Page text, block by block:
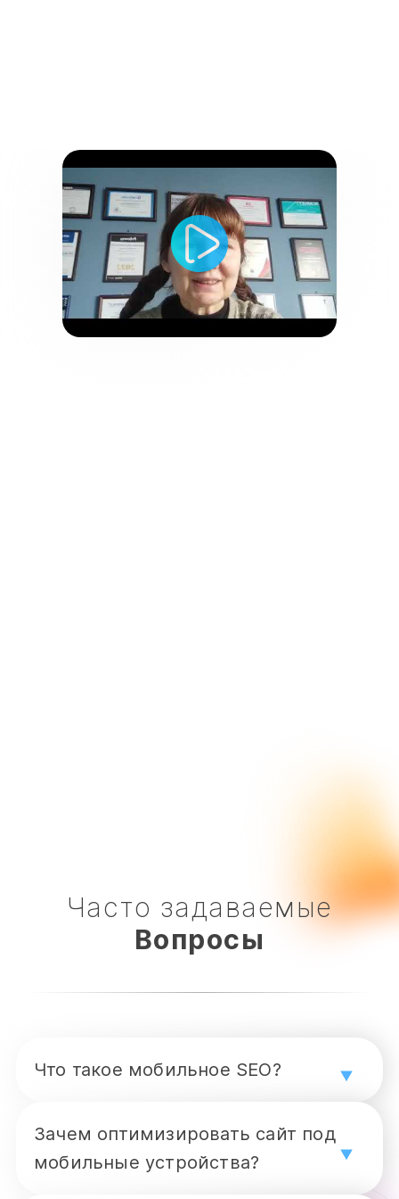
Часто задаваемые
Вопросы
Что такое мобильное SEO?
и быстрой работы на мобильных
Зачем оптимизировать сайт под
мобильные устройства?